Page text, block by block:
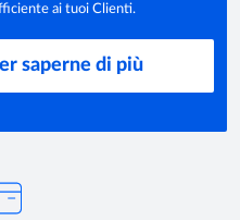
ai tuoi Clienti.
saperne di più